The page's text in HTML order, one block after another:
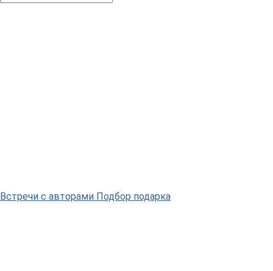
Встречи с авторами Подбор подарка